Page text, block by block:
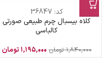
کد: 36847
کلاه بیسبال چرم طبیعی صورتی
کالباسی
۱,۸۴۰,۰۰۰ تومان ۱,۱۹۵,۰۰۰تومان